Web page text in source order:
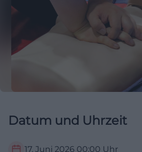
Datum und Uhrzeit
17. Juni 2026 00:00 Uhr